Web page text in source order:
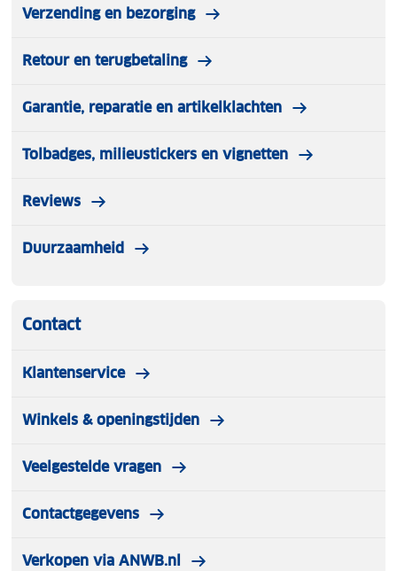
Verzending en bezorging
Retour en terugbetaling
Garantie, reparatie en artikelklachten
Tolbadges, milieustickers en vignetten
Reviews
Duurzaamheid
Contact
Klantenservice
Winkels & openingstijden
Veelgestelde vragen
Contactgegevens
Verkopen via ANWB.nl